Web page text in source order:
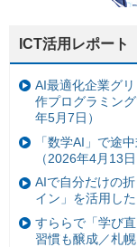
ICT活用レポート
AI最適化企業グ
作プログラミン
年5月7日）
「数学AI」で途
（2026年4月13日
AIで自分だけの
イン」を活用し
すららで「学び
習慣も醸成／札